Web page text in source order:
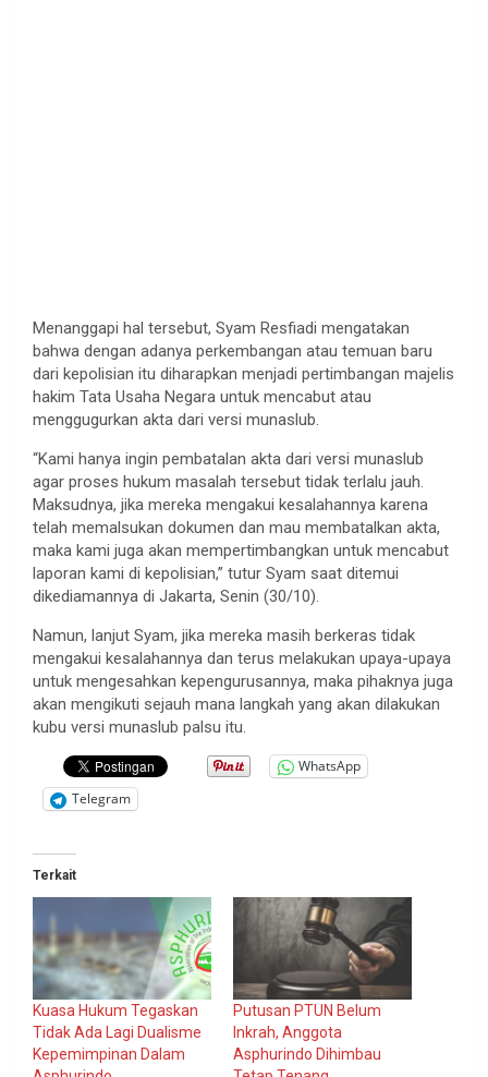
Menanggapi hal tersebut, Syam Resfiadi mengatakan
bahwa dengan adanya perkembangan atau temuan baru
dari kepolisian itu diharapkan menjadi pertimbangan majelis
hakim Tata Usaha Negara untuk mencabut atau
menggugurkan akta dari versi munaslub.
“Kami hanya ingin pembatalan akta dari versi munaslub
agar proses hukum masalah tersebut tidak terlalu jauh.
Maksudnya, jika mereka mengakui kesalahannya karena
telah memalsukan dokumen dan mau membatalkan akta,
maka kami juga akan mempertimbangkan untuk mencabut
laporan kami di kepolisian,” tutur Syam saat ditemui
dikediamannya di Jakarta, Senin (30/10).
Namun, lanjut Syam, jika mereka masih berkeras tidak
mengakui kesalahannya dan terus melakukan upaya-upaya
untuk mengesahkan kepengurusannya, maka pihaknya juga
akan mengikuti sejauh mana langkah yang akan dilakukan
kubu versi munaslub palsu itu.
WhatsApp
Telegram
Terkait
Kuasa Hukum Tegaskan
Tidak Ada Lagi Dualisme
Kepemimpinan Dalam
Putusan PTUN Belum
Inkrah, Anggota
Asphurindo Dihimbau